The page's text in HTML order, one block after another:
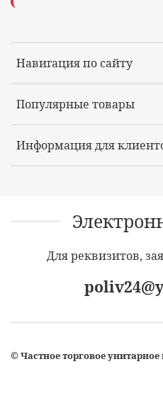
Навигация по сайту
Популярные товары
Информация для
Для реквизитов,
©Частное торговое